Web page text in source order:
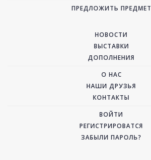
ПРЕДЛОЖИТЬ ПРЕДМЕТ
НОВОСТИ
ВЫСТАВКИ
ДОПОЛНЕНИЯ
О НАС
НАШИ ДРУЗЬЯ
КОНТАКТЫ
ВОЙТИ
РЕГИСТРИРОВАТСЯ
ЗАБЫЛИ ПАРОЛЬ?